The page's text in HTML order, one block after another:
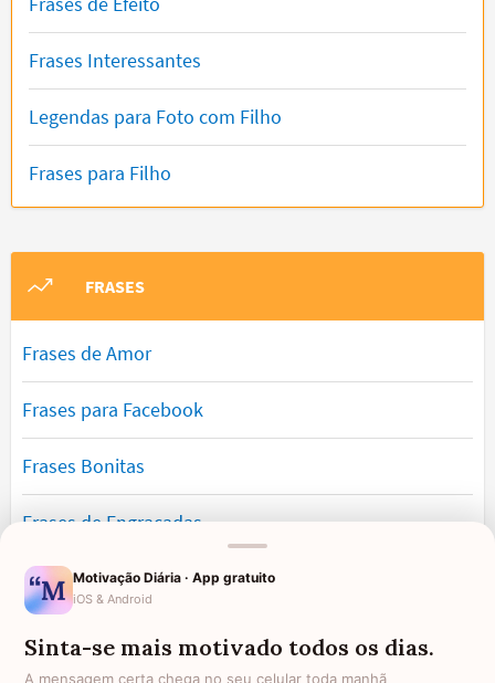
Frases Interessantes
Legendas para Foto com Filho
Frases para Filho
FRASES
Frases de Amor
Frases para Facebook
Frases Bonitas
Frases de Engraçadas
Frases Românticas
Frases de Reflexão
Motivação Diária · App gratuito
iOS & Android
Sinta-se mais motivado todos os dias.
A mensagem certa chega no seu celular toda manhã